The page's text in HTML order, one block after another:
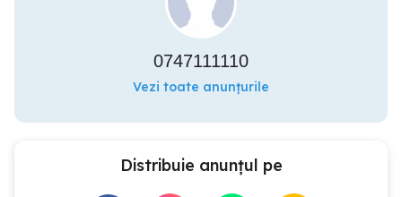
0747111110
Vezi toate anunțurile
Distribuie anunțul pe